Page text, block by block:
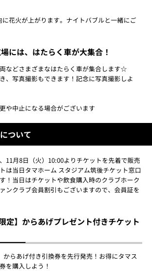
に花火が上がります。ナイトバブルと一緒にご
場には、はたらく車が大集合！
などさまざまなはたらく車が集合します☆
、写真撮影もできます！記念に写真撮影しよ
や中止になる場合がございます
ついて
11月8日（火）10:00よりチケットを先着で販売
は当日タマホーム スタジアム筑後チケット窓口
！当日はチケットや飲食購入時のクラブホーク
ンクラブ会員割引もございますので、会員証を
定】からあげプレゼント付きチケット
からあげ付き引換券を先行発売！お得にタマス
を購入しよう！